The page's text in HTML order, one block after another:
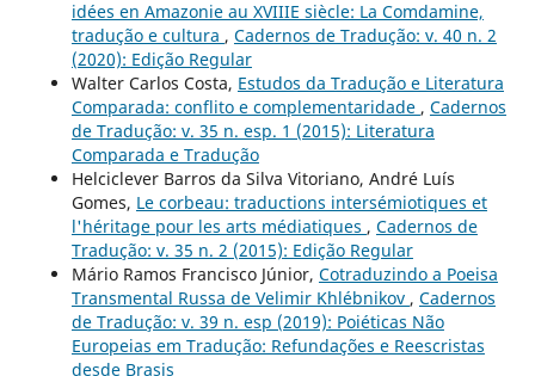
idées en Amazonie au XVIIIE siècle: La Comdamine,
tradução e cultura , Cadernos de Tradução: v. 40 n. 2
(2020): Edição Regular
Walter Carlos Costa, Estudos da Tradução e Literatura
Comparada: conflito e complementaridade , Cadernos
de Tradução: v. 35 n. esp. 1 (2015): Literatura
Comparada e Tradução
Helciclever Barros da Silva Vitoriano, André Luís
Gomes, Le corbeau: traductions intersémiotiques et
l'héritage pour les arts médiatiques , Cadernos de
Tradução: v. 35 n. 2 (2015): Edição Regular
Mário Ramos Francisco Júnior, Cotraduzindo a Poeisa
Transmental Russa de Velimir Khlébnikov , Cadernos
de Tradução: v. 39 n. esp (2019): Poiéticas Não
Europeias em Tradução: Refundações e Reescristas
desde Brasis